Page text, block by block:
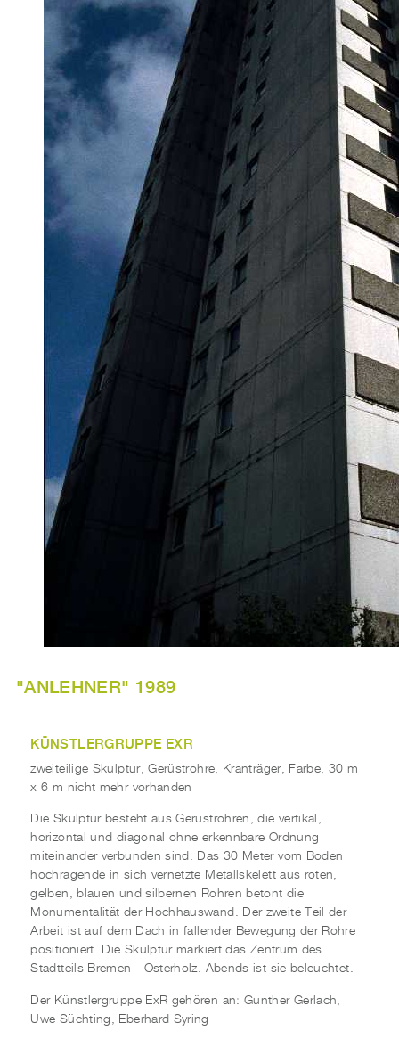
"ANLEHNER" 1989
KÜNSTLERGRUPPE EXR
zweiteilige Skulptur, Gerüstrohre, Kranträger, Farbe, 30 m
x 6 m nicht mehr vorhanden
Die Skulptur besteht aus Gerüstrohren, die vertikal,
horizontal und diagonal ohne erkennbare Ordnung
miteinander verbunden sind. Das 30 Meter vom Boden
hochragende in sich vernetzte Metallskelett aus roten,
gelben, blauen und silbernen Rohren betont die
Monumentalität der Hochhauswand. Der zweite Teil der
Arbeit ist auf dem Dach in fallender Bewegung der Rohre
positioniert. Die Skulptur markiert das Zentrum des
Stadtteils Bremen - Osterholz. Abends ist sie beleuchtet.
Der Künstlergruppe ExR gehören an: Gunther Gerlach,
Uwe Süchting, Eberhard Syring